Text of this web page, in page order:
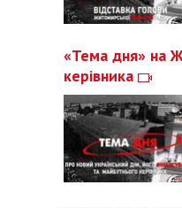
«Тема дня» на
керівника